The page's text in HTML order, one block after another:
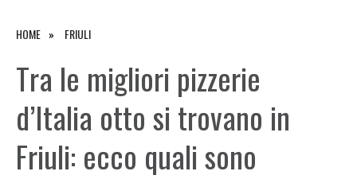
HOME FRIULI
Tra le migliori pizzerie
d’Italia otto si trovano in
Friuli: ecco quali sono